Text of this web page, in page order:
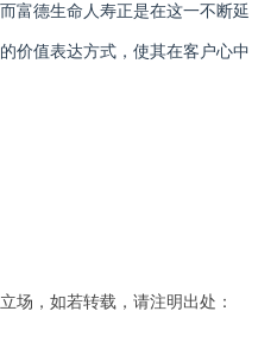
富德生命人寿正是在这一不断延
价值表达方式，使其在客户心中
场，如若转载，请注明出处：